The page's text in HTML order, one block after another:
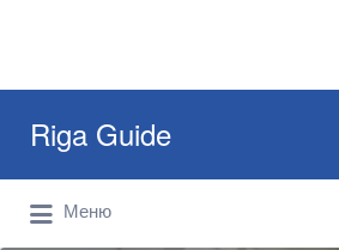
Riga Guide
Travel Tips, Tourist
Reviews
Меню